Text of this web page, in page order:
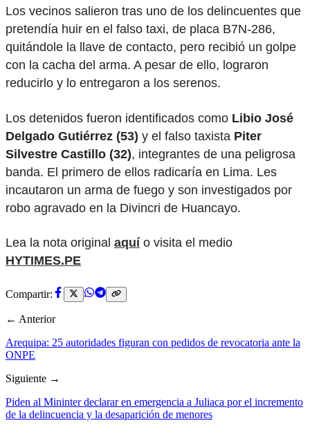
Los vecinos salieron tras uno de los delincuentes que
pretendía huir en el falso taxi, de placa B7N-286,
quitándole la llave de contacto, pero recibió un golpe
con la cacha del arma. A pesar de ello, lograron
reducirlo y lo entregaron a los serenos.
Los detenidos fueron identificados como Libio José
Delgado Gutiérrez (53) y el falso taxista Piter
Silvestre Castillo (32), integrantes de una peligrosa
banda. El primero de ellos radicaría en Lima. Les
incautaron un arma de fuego y son investigados por
robo agravado en la Divincri de Huancayo.
Lea la nota original aquí o visita el medio
HYTIMES.PE
Compartir:
← Anterior
Arequipa: 25 autoridades figuran con pedidos de revocatoria ante la
ONPE
Siguiente →
Piden al Mininter declarar en emergencia a Juliaca por el incremento
de la delincuencia y la desaparición de menores